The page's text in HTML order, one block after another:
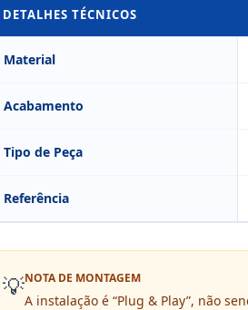
DETALHES TÉCNICOS
Material
Acabamento
Tipo de Peça
Referência
💡NOTA DE MONTAGEM
A instalação é “Plug & Play”, não